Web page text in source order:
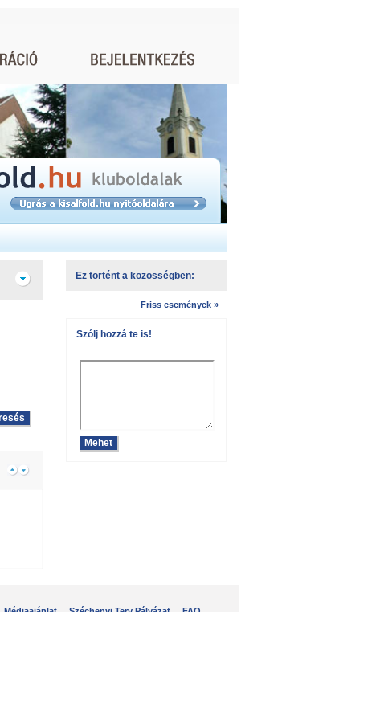
Ez történt a közösségben:
Friss események »
Szólj hozzá te is!
Médiaajánlat Széchenyi Terv Pályázat FAQ